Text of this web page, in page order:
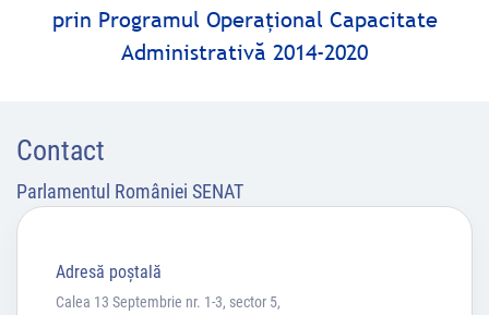
prin Programul Operaţional Capacitate
Administrativă 2014-2020
Contact
Parlamentul României SENAT
Adresă poştală
Calea 13 Septembrie nr. 1-3, sector 5,